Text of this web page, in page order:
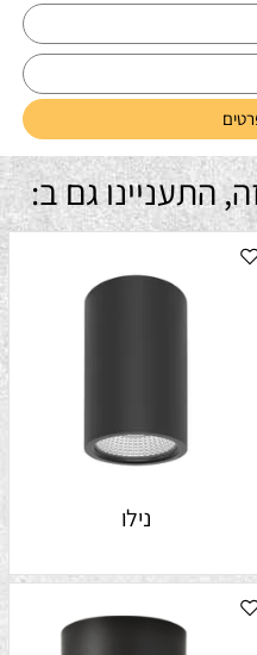
התעניינו גם ב:
נילו